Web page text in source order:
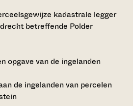
kadastrale legger
betreffende Polder
opgave van de ingelanden
de ingelanden van percelen